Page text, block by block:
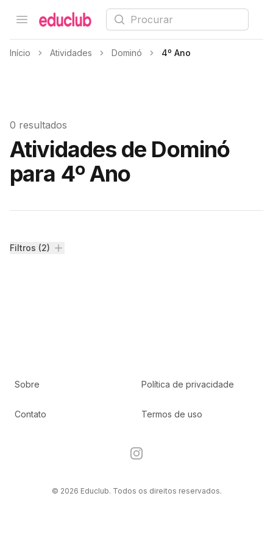
Open menu
Educlub Procurar
Início Atividades Dominó 4º Ano
0 resultados
Atividades de Dominó
para 4º Ano
Filtros
Filtros (2)
Sobre
Contato
Política de privacidade
Termos de uso
Instagram
© 2026 Educlub. Todos os direitos reservados.